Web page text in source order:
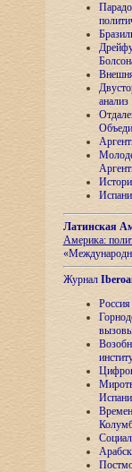
анализ
Латинская
Америка:
Журнал